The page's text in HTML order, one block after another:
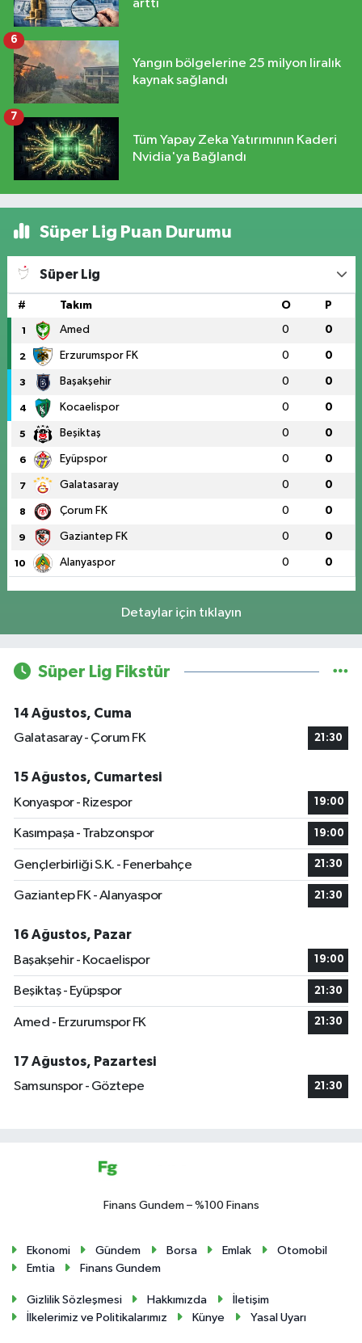
arttı
Yangın bölgelerine 25 milyon liralık
kaynak sağlandı
6
Tüm Yapay Zeka Yatırımının Kaderi
Nvidia'ya Bağlandı
7
Süper Lig Puan Durumu
Süper Lig
# Takım O P
1 Amed 0 0
2 Erzurumspor FK 0 0
3 Başakşehir 0 0
4 Kocaelispor 0 0
5 Beşiktaş 0 0
6 Eyüpspor 0 0
7 Galatasaray 0 0
8 Çorum FK 0 0
9 Gaziantep FK 0 0
10 Alanyaspor 0 0
Detaylar için tıklayın
Süper Lig Fikstür
14 Ağustos, Cuma
Galatasaray - Çorum FK
21:30
15 Ağustos, Cumartesi
Konyaspor - Rizespor
19:00
Kasımpaşa - Trabzonspor 19:00
Gençlerbirliği S.K. - Fenerbahçe 21:30
Gaziantep FK - Alanyaspor 21:30
16 Ağustos, Pazar
Başakşehir - Kocaelispor
19:00
Beşiktaş - Eyüpspor 21:30
Amed - Erzurumspor FK 21:30
17 Ağustos, Pazartesi
Samsunspor - Göztepe
21:30
Finans Gundem – %100 Finans
Ekonomi Gündem Borsa Emlak
Otomobil
Emtia
Finans Gundem
Gizlilik Sözleşmesi Hakkımızda
İletişim
İlkelerimiz ve Politikalarımız
Künye Yasal Uyarı